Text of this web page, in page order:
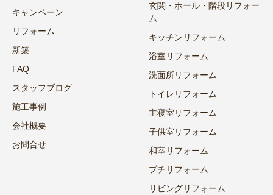
キャンペーン
リフォーム
新築
FAQ
スタッフブログ
施工事例
会社概要
お問合せ
玄関・ホール・階段リフォー
ム
キッチンリフォーム
浴室リフォーム
洗面所リフォーム
トイレリフォーム
主寝室リフォーム
子供室リフォーム
和室リフォーム
プチリフォーム
リビングリフォーム